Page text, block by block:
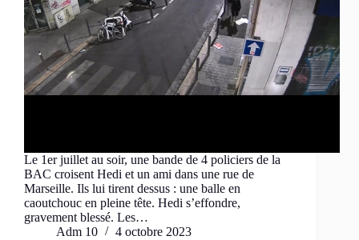
Le 1er juillet au soir, une bande de 4 policiers de la
BAC croisent Hedi et un ami dans une rue de
Marseille. Ils lui tirent dessus : une balle en
caoutchouc en pleine tête. Hedi s’effondre,
gravement blessé. Les…
Adm 10
4 octobre 2023